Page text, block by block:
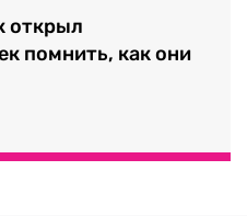
открыл
помнить, как они